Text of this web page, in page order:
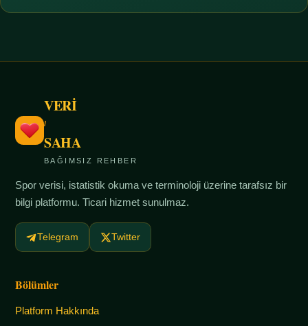
VERİ
/
SAHA
BAĞIMSIZ REHBER
Spor verisi, istatistik okuma ve terminoloji üzerine tarafsız bir
bilgi platformu. Ticari hizmet sunulmaz.
Telegram Twitter
Bölümler
Platform Hakkında